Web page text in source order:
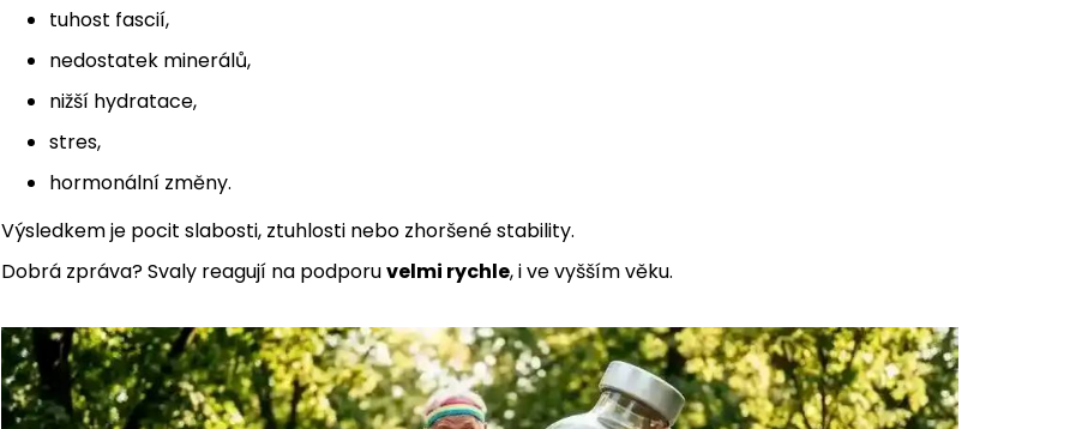
tuhost fascií,
nedostatek minerálů,
nižší hydratace,
stres,
hormonální změny.
Výsledkem je pocit slabosti, ztuhlosti nebo zhoršené stability.
Dobrá zpráva? Svaly reagují na podporuvelmi rychle, i ve vyšším věku.